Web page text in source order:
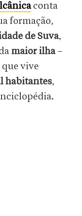
conta
formação,
de Suva,
maior ilha–
que vive
habitantes,